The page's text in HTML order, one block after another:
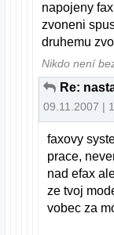
napojeny
zvoneni
druhemu
Nikdo není
09.11.2007 |
faxovy
prace,
nad efax
ze tvoj
vobec za